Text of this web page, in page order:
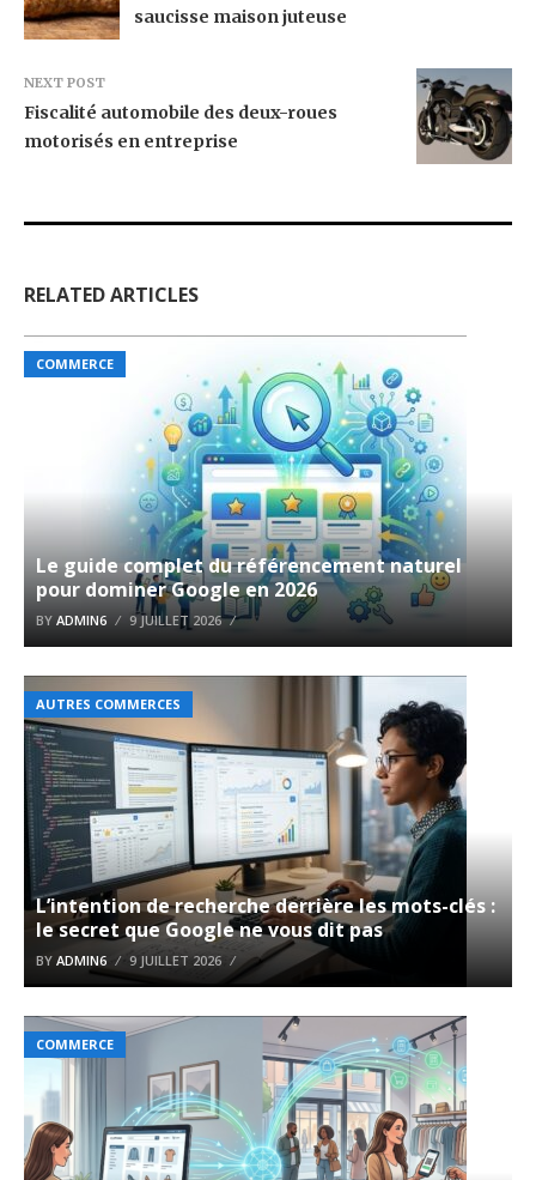
saucisse maison juteuse
NEXT POST
Fiscalité automobile des deux-roues
motorisés en entreprise
RELATED ARTICLES
COMMERCE
Le guide complet du référencement naturel
pour dominer Google en 2026
BY ADMIN6 9 JUILLET 2026
AUTRES COMMERCES
L’intention de recherche derrière les mots-clés :
le secret que Google ne vous dit pas
BY ADMIN6 9 JUILLET 2026
COMMERCE